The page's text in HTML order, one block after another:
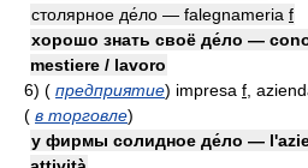
столярное де́ло — falegnameria f
хорошо знать своё де́ло —
mestiere / lavoro
6) ( предприятие) impresa f ,
( в торговле)
у фирмы солидное де́ло —